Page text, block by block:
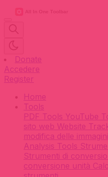
Donate
Accedere
Register
Home
Tools
PDF Tools YouTube
sito web Website
modifica delle immagini
Analysis Tools
Strumenti di
conversione unità